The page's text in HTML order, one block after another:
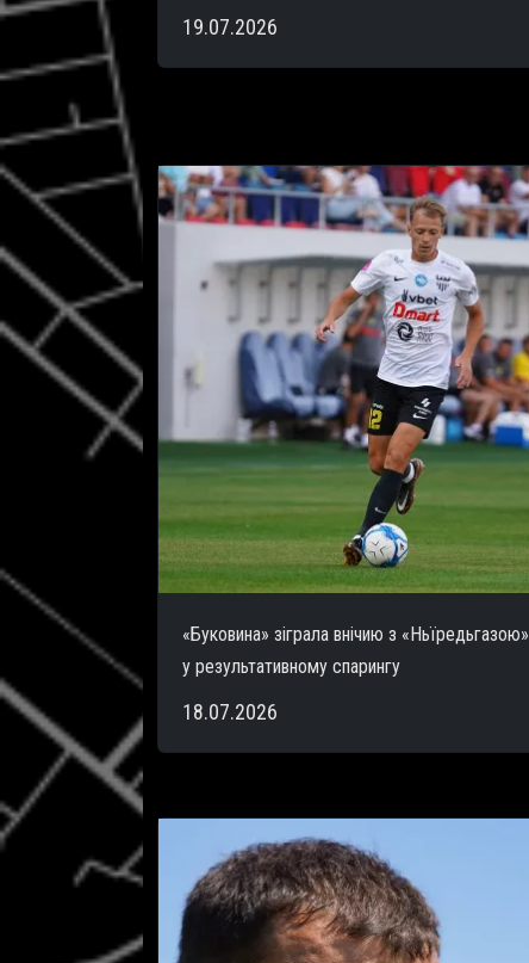
19.07.2026
«Буковина» зіграла внічию з «Ньїредьгазою»
у результативному спарингу
18.07.2026